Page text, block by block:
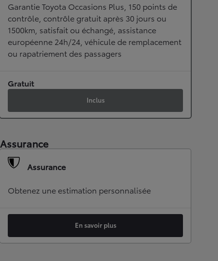
Garantie Toyota Occasions Plus, 150 points de
contrôle, contrôle gratuit après 30 jours ou
1500km, satisfait ou échangé, assistance
européenne 24h/24, véhicule de remplacement
ou rapatriement des passagers
Gratuit
Inclus
Assurance
Assurance
Obtenez une estimation personnalisée
En savoir plus